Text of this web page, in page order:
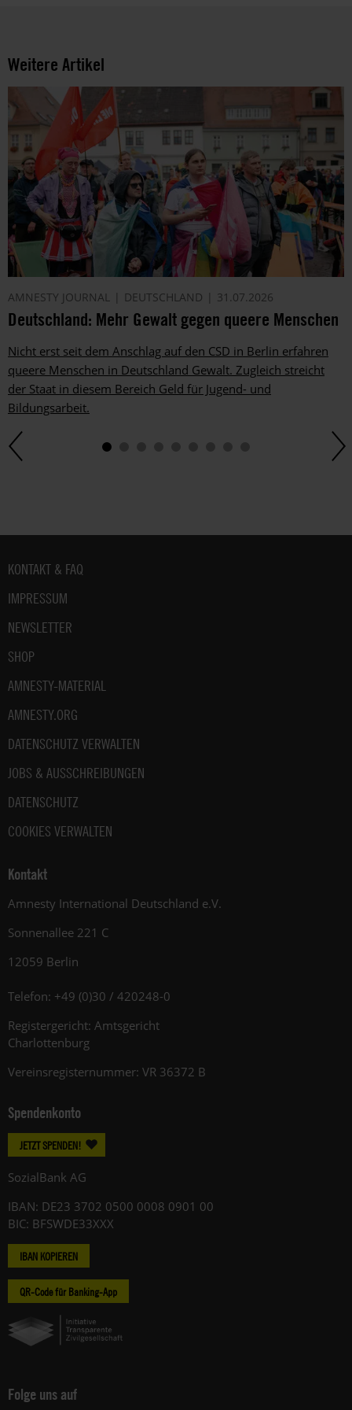
Weitere Artikel
AMNESTY JOURNAL DEUTSCHLAND 31.07.2026
Deutschland: Mehr Gewalt gegen queere Menschen
Nicht erst seit dem Anschlag auf den CSD in Berlin erfahren
queere Menschen in Deutschland Gewalt. Zugleich streicht
der Staat in diesem Bereich Geld für Jugend- und
Bildungsarbeit.
Fußbereich
KONTAKT & FAQ
IMPRESSUM
NEWSLETTER
SHOP
AMNESTY-MATERIAL
AMNESTY.ORG
DATENSCHUTZ VERWALTEN
JOBS & AUSSCHREIBUNGEN
DATENSCHUTZ
COOKIES VERWALTEN
Kontakt
Amnesty International Deutschland e.V.
Sonnenallee 221 C
12059 Berlin
Telefon: +49 (0)30 / 420248-0
Registergericht: Amtsgericht
Charlottenburg
Vereinsregisternummer: VR 36372 B
Spendenkonto
JETZT SPENDEN!
SozialBank AG
IBAN: DE23 3702 0500 0008 0901 00
BIC: BFSWDE33XXX
IBAN KOPIEREN
QR-Code für Banking-App
Folge uns auf